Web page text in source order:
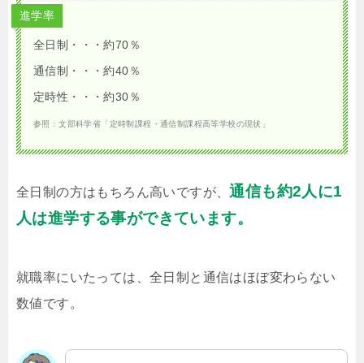
進学率
全日制・・・約70％
通信制・・・約40％
定時性・・・約30％
参照：文部科学省「定時制課程・通信制課程高等学校の現状」
全日制の方はもちろん高いですが、通信も約2人に1
人は進学する事ができています。
就職率にいたっては、全日制と通信はほぼ変わらない
数値です。